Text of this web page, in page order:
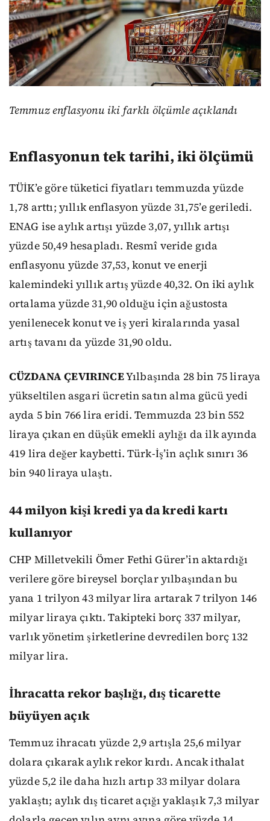
Temmuz enflasyonu iki farklı ölçümle açıklandı
Enflasyonun tek tarihi, iki ölçümü
TÜİK’e göre tüketici fiyatları temmuzda yüzde
1,78 arttı; yıllık enflasyon yüzde 31,75’e geriledi.
ENAG ise aylık artışı yüzde 3,07, yıllık artışı
yüzde 50,49 hesapladı. Resmî veride gıda
enflasyonu yüzde 37,53, konut ve enerji
kalemindeki yıllık artış yüzde 40,32. On iki aylık
ortalama yüzde 31,90 olduğu için ağustosta
yenilenecek konut ve iş yeri kiralarında yasal
artış tavanı da yüzde 31,90 oldu.
CÜZDANA ÇEVIRINCEYılbaşında 28 bin 75 liraya
yükseltilen asgari ücretin satın alma gücü yedi
ayda 5 bin 766 lira eridi. Temmuzda 23 bin 552
liraya çıkan en düşük emekli aylığı da ilk ayında
419 lira değer kaybetti. Türk-İş’in açlık sınırı 36
bin 940 liraya ulaştı.
44 milyon kişi kredi ya da kredi kartı
kullanıyor
CHP Milletvekili Ömer Fethi Gürer’in aktardığı
verilere göre bireysel borçlar yılbaşından bu
yana 1 trilyon 43 milyar lira artarak 7 trilyon 146
milyar liraya çıktı. Takipteki borç 337 milyar,
varlık yönetim şirketlerine devredilen borç 132
milyar lira.
İhracatta rekor başlığı, dış ticarette
büyüyen açık
Temmuz ihracatı yüzde 2,9 artışla 25,6 milyar
dolara çıkarak aylık rekor kırdı. Ancak ithalat
yüzde 5,2 ile daha hızlı artıp 33 milyar dolara
yaklaştı; aylık dış ticaret açığı yaklaşık 7,3 milyar